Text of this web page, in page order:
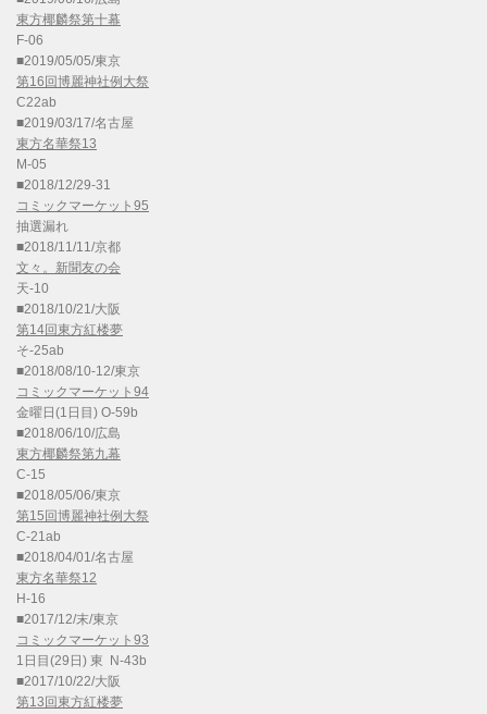
東方椰麟祭第十幕
F-06
■2019/05/05/東京
第16回博麗神社例大祭
C22ab
■2019/03/17/名古屋
東方名華祭13
M-05
■2018/12/29-31
コミックマーケット95
抽選漏れ
■2018/11/11/京都
文々。新聞友の会
天-10
■2018/10/21/大阪
第14回東方紅楼夢
そ-25ab
■2018/08/10-12/東京
コミックマーケット94
金曜日(1日目) O-59b
■2018/06/10/広島
東方椰麟祭第九幕
C-15
■2018/05/06/東京
第15回博麗神社例大祭
C-21ab
■2018/04/01/名古屋
東方名華祭12
H-16
■2017/12/末/東京
コミックマーケット93
1日目(29日) 東 N-43b
■2017/10/22/大阪
第13回東方紅楼夢